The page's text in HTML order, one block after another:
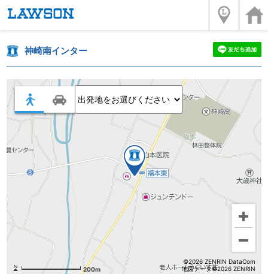
神崎南インター
200m
©2026 ZENRIN DataCom
地図データ©2026 ZENRIN